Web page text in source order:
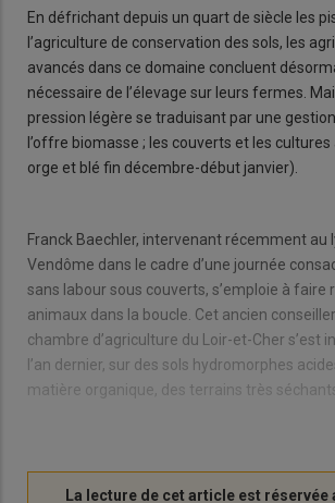
En défrichant depuis un quart de siècle les
l’agriculture de conservation des sols, les
avancés dans ce domaine concluent
nécessaire de l’élevage sur leurs fermes.
pression légère se traduisant par une
l’offre biomasse ; les couverts et les
orge et blé fin décembre-début janvier).
Franck Baechler, intervenant récemment au
Vendôme dans le cadre d’une journée
sans labour sous couverts, s’emploie à faire
animaux dans la boucle. Cet ancien
chambre d’agriculture du Loir-et-Cher s’est
l’an dernier, sur des sols hydromorphes
matière organique, des terrains très séchants